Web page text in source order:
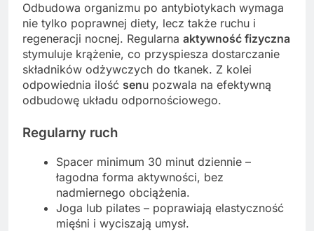
Odbudowa organizmu po antybiotykach wymaga
nie tylko poprawnej diety, lecz także ruchu i
regeneracji nocnej. Regularna aktywność fizyczna
stymuluje krążenie, co przyspiesza dostarczanie
składników odżywczych do tkanek. Z kolei
odpowiednia ilość senu pozwala na efektywną
odbudowę układu odpornościowego.
Regularny ruch
Spacer minimum 30 minut dziennie –
łagodna forma aktywności, bez
nadmiernego obciążenia.
Joga lub pilates – poprawiają elastyczność
mięśni i wyciszają umysł.